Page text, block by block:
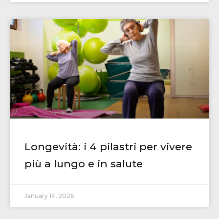
Longevità: i 4 pilastri per vivere
più a lungo e in salute
January 14, 2026